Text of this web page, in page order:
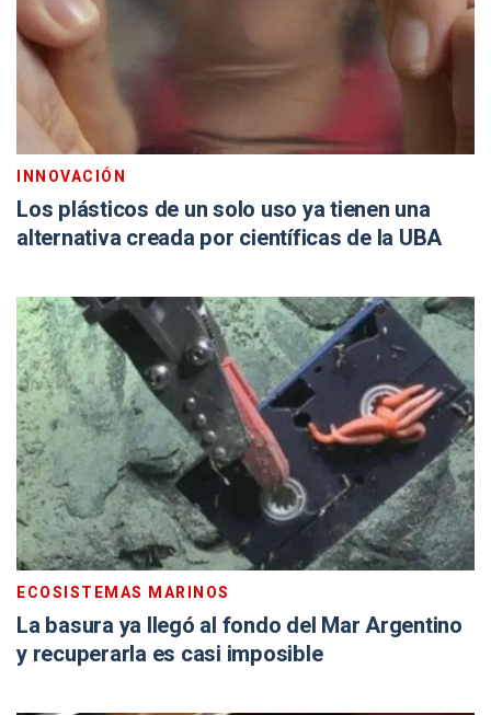
INNOVACIÓN
Los plásticos de un solo uso ya tienen una
alternativa creada por científicas de la UBA
ECOSISTEMAS MARINOS
La basura ya llegó al fondo del Mar Argentino
y recuperarla es casi imposible